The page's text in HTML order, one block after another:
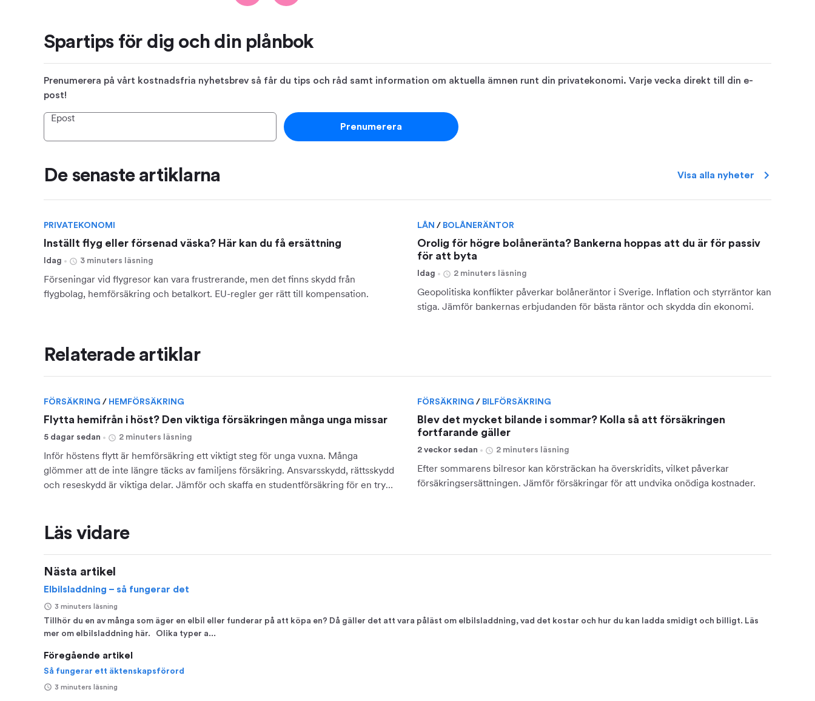
Spartips för dig och din plånbok
Prenumerera på vårt kostnadsfria nyhetsbrev så får du tips och råd samt information om aktuella ämnen runt din privatekonomi. Varje vecka direkt till din e-
post!
Epost
Prenumerera
De senaste artiklarna Visa alla nyheter
PRIVATEKONOMI
Inställt flyg eller försenad väska? Här kan du få ersättning
Idag 3 minuters läsning
Förseningar vid flygresor kan vara frustrerande, men det finns skydd från
flygbolag, hemförsäkring och betalkort. EU-regler ger rätt till kompensation.
LÅN / BOLÅNERÄNTOR
Orolig för högre bolåneränta? Bankerna hoppas att du är för passiv
för att byta
Idag 2 minuters läsning
Geopolitiska konflikter påverkar bolåneräntor i Sverige. Inflation och styrräntor kan
stiga. Jämför bankernas erbjudanden för bästa räntor och skydda din ekonomi.
Relaterade artiklar
FÖRSÄKRING / HEMFÖRSÄKRING
Flytta hemifrån i höst? Den viktiga försäkringen många unga missar
5 dagar sedan 2 minuters läsning
Inför höstens flytt är hemförsäkring ett viktigt steg för unga vuxna. Många
glömmer att de inte längre täcks av familjens försäkring. Ansvarsskydd, rättsskydd
och reseskydd är viktiga delar. Jämför och skaffa en studentförsäkring för en trygg
FÖRSÄKRING / BILFÖRSÄKRING
Blev det mycket bilande i sommar? Kolla så att försäkringen
fortfarande gäller
2 veckor sedan 2 minuters läsning
Efter sommarens bilresor kan körsträckan ha överskridits, vilket påverkar
försäkringsersättningen. Jämför försäkringar för att undvika onödiga kostnader.
Läs vidare
Nästa artikel
Elbilsladdning – så fungerar det
3 minuters läsning
Tillhör du en av många som äger en elbil eller funderar på att köpa en? Då gäller det att vara påläst om elbilsladdning, vad det kostar och hur du kan ladda smidigt och billigt. Läs
mer om elbilsladdning här. Olika typer a...
Föregående artikel
Så fungerar ett äktenskapsförord
3 minuters läsning